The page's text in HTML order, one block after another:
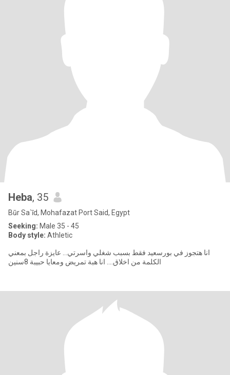
Heba, 35
Būr Sa`īd, Mohafazat Port Said, Egypt
Seeking: Male 35 - 45
Body style: Athletic
انا هتجوز في بورسعيد فقط بسبب شغلي واسرتي... عايزة راجل بمعني
الكلمة من اخلاق.... انا هبة تمريض ومعايا حبيبة 8سنين